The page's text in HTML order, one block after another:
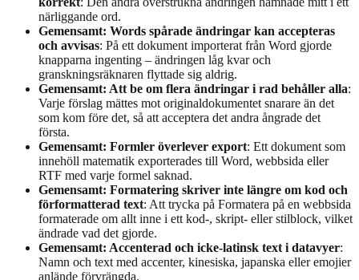
närliggande ord.
Gemensamt: Words spårade ändringar kan accepteras
och avvisas: På ett dokument importerat från Word gjorde
knapparna ingenting – ändringen låg kvar och
granskningsräknaren flyttade sig aldrig.
Gemensamt: Att be om flera ändringar i rad behåller alla:
Varje förslag mättes mot originaldokumentet snarare än det
som kom före det, så att acceptera det andra ångrade det
första.
Gemensamt: Formler överlever export: Ett dokument som
innehöll matematik exporterades till Word, webbsida eller
RTF med varje formel saknad.
Gemensamt: Formatering skriver inte längre om kod och
förformatterad text: Att trycka på Formatera på en webbsida
formaterade om allt inne i ett kod-, skript- eller stilblock, vilket
ändrade vad det gjorde.
Gemensamt: Accenterad och icke-latinsk text i datavyer:
Namn och text med accenter, kinesiska, japanska eller emojier
anlände förvrängda.